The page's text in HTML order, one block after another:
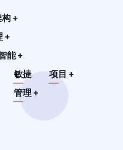
构+
+
能+
敏捷 项目+
管理+